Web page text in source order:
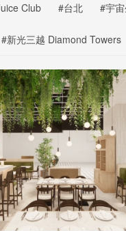
Club #台北 #宇
#新光三越 Diamond Towers